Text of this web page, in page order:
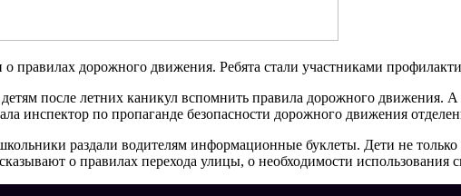
правилах дорожного движения. Ребята стали участниками
после летних каникул вспомнить правила дорожного движения.
инспектор по пропаганде безопасности дорожного движения
раздали водителям информационные буклеты. Дети не
о правилах перехода улицы, о необходимости использования